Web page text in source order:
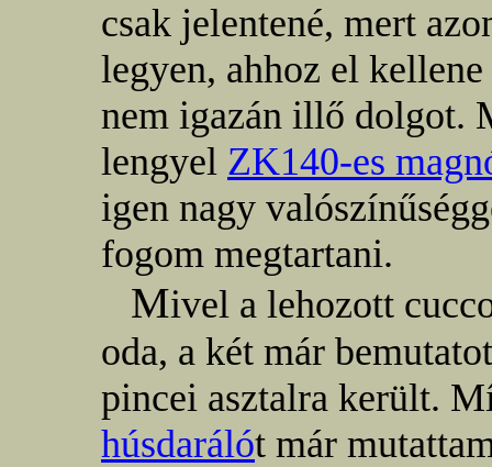
csak jelentené, mert
legyen, ahhoz el
nem igazán illő dolgot.
lengyel ZK140-es
igen nagy
fogom megtartani.
Mivel a lehozott
oda, a két már
pincei asztalra került.
húsdarálót már